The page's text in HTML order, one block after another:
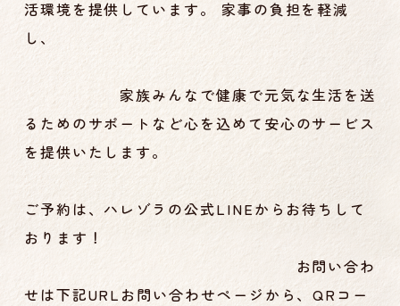
活環境を提供しています。 家事の負担を軽減
し、
家族みんなで健康で元気な生活を送
るためのサポートなど心を込めて安心のサービス
を提供いたします。
ご予約は、ハレゾラの公式LINEからお待ちして
おります！
お問い合わ
せは下記URLお問い合わせページから、QRコー